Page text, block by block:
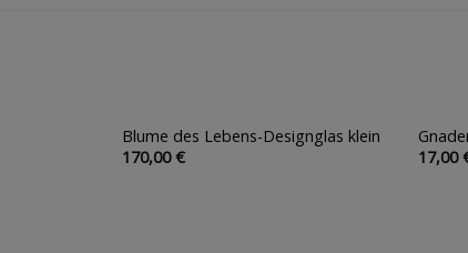
Auf die
Blume des Lebens-Designglas klein
170,00€
17,00